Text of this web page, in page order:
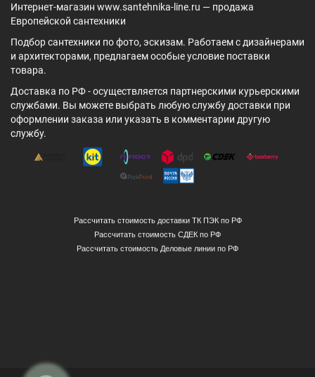
Интернет-магазин www.santehnika-line.ru — продажа
Европейской сантехники
Подбор сантехники по фото, эскизам. Работаем с дизайнерами
и архитекторами, предлагаем особые условие поставки
товара.
Доставка по РФ - осуществляется партнерскими курьерскими
службами. Вы можете выбрать любую службу доставки при
оформлении заказа или указать в комментарии другую
службу.
Рассчитать стоимость доставки ТК ПЭК по РФ
Рассчитать стоимость СДЕК по РФ
Рассчитать стоимость Деловые линии по РФ